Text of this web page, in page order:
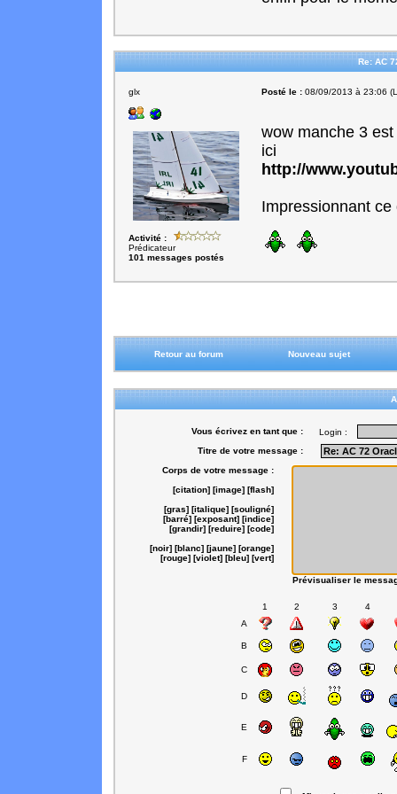
Re: AC
glx
Activité :
Prédicateur
101 messages postés
Posté le : 08/09/2013 à 23:06
wow manche 3
ici
http://
Impressionnant
Retour au forum Nouveau sujet
Vous écrivez en tant que :
Login :
Titre de votre message :
Corps de votre message :
[citation] [image] [flash]
[gras] [italique] [souligné]
[barré] [exposant] [indice]
[grandir] [reduire] [code]
[noir] [blanc] [jaune] [orange]
[rouge] [violet] [bleu] [vert]
Prévisualiser le
1 2 3
4
A
B
C
D
E
F